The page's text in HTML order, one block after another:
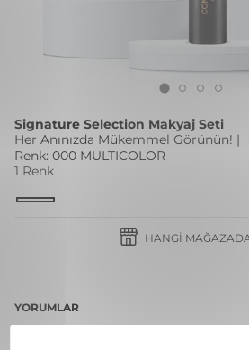
Signature Selection Makyaj Seti
Her Anınızda Mükemmel Görünün! |
Renk: 000 MULTICOLOR
1 Renk
HANGI
YORUMLAR